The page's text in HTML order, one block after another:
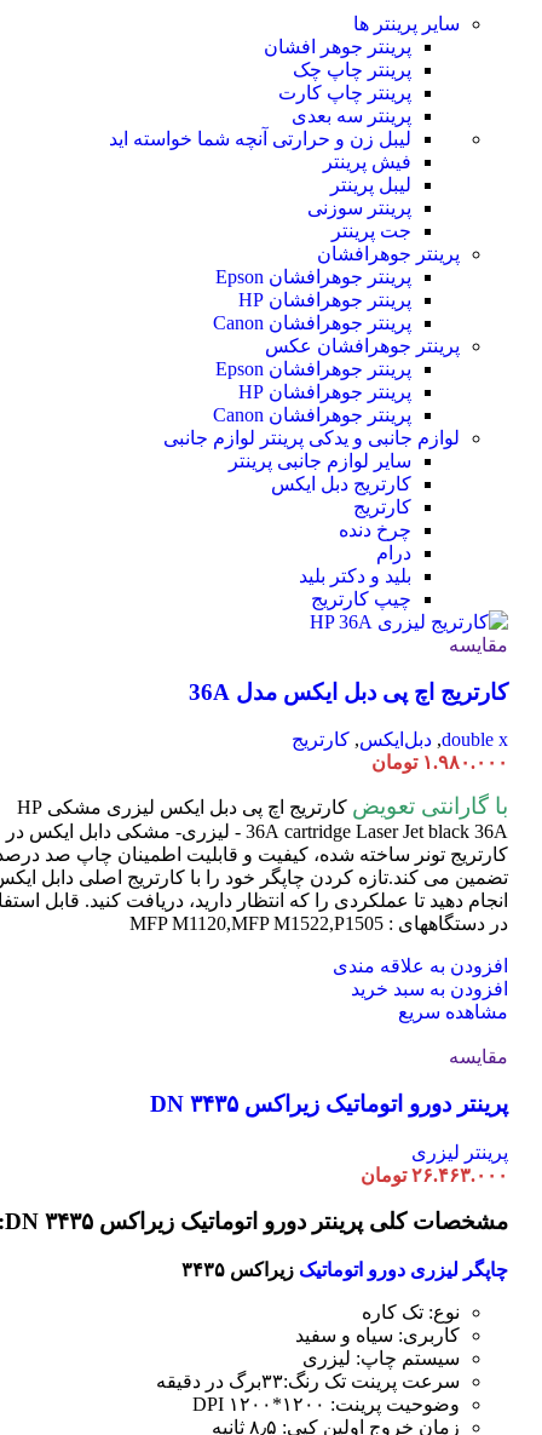
سایر پرینتر ها
پرینتر جوهر افشان
پرینتر چاپ چک
پرینتر چاپ کارت
پرینتر سه بعدی
لیبل زن و حرارتی آنچه شما خواسته اید
فیش پرینتر
لیبل پرینتر
پرینتر سوزنی
جت پرینتر
پرینتر جوهرافشان
پرینتر جوهرافشان Epson
پرینتر جوهرافشان HP
پرینتر جوهرافشان Canon
پرینتر جوهرافشان عکس
پرینتر جوهرافشان Epson
پرینتر جوهرافشان HP
پرینتر جوهرافشان Canon
لوازم جانبی و یدکی پرینتر لوازم جانبی
سایر لوازم جانبی پرینتر
کارتریج دبل ایکس
کارتریج
چرخ دنده
درام
بلید و دکتر بلید
چیپ کارتریج
مقایسه
کارتریج اچ پی دبل ایکس مدل 36A
double x
, دبل‌ایکس, کارتریج
۱.۹۸۰.۰۰۰ تومان
با گارانتی تعویض
کارتریج اچ پی دبل ایکس لیزری مشکی HP
36A cartridge Laser
Jet black 36A - لیزری- مشکی دابل ایکس در
کارتریج تونر ساخته شده، کیفیت و قابلیت اطمینان چاپ صد
تضمین می کند.تازه کردن چاپگر خود را با کارتریج اصلی دابل
انجام دهید تا عملکردی را که انتظار دارید، دریافت کنید. قابل
در دستگاههای : MFP M1120,MFP M1522,P1505
افزودن به علاقه مندی
افزودن به سبد خرید
مشاهده سریع
مقایسه
پرینتر دورو اتوماتیک زیراکس DN ۳۴۳۵
پرینتر لیزری
۲۶.۴۶۳.۰۰۰ تومان
مشخصات کلی پرینتر دورو اتوماتیک زیراکس DN ۳۴۳۵:
چاپگر لیزری دورو اتوماتیک زیراکس ۳۴۳۵
نوع: تک کاره
کاربری: سیاه و سفید
سیستم چاپ: لیزری
سرعت پرینت تک رنگ:۳۳برگ در دقیقه
وضوحیت پرینت: ۱۲۰۰*۱۲۰۰ DPI
زمان خروج اولین کپی: ۸٫۵ ثانیه